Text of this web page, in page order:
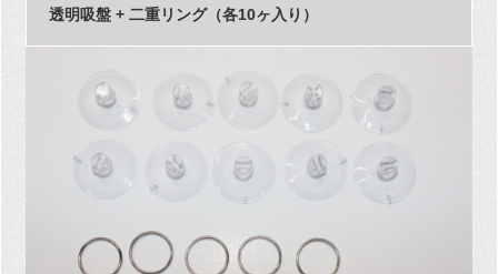
透明吸盤 + 二重リング（各10ヶ入り）